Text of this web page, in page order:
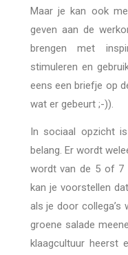
Maar je kan ook
geven aan de
brengen met
stimuleren en
eens een briefje op
wat er gebeurt ;-)).
In sociaal opzicht
belang. Er wordt
wordt van de 5 of 7
kan je voorstellen
als je door collega’s
groene salade
klaagcultuur heerst